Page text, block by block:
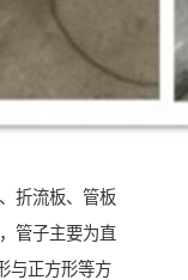
折流板、管板
管子主要为直
与正方形等方